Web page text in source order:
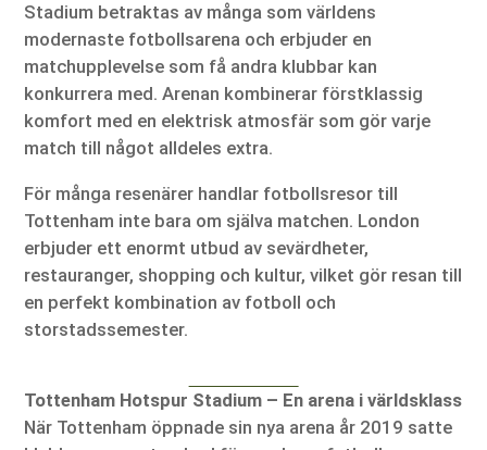
Stadium betraktas av många som världens
modernaste fotbollsarena och erbjuder en
matchupplevelse som få andra klubbar kan
konkurrera med. Arenan kombinerar förstklassig
komfort med en elektrisk atmosfär som gör varje
match till något alldeles extra.
För många resenärer handlar fotbollsresor till
Tottenham inte bara om själva matchen. London
erbjuder ett enormt utbud av sevärdheter,
restauranger, shopping och kultur, vilket gör resan till
en perfekt kombination av fotboll och
storstadssemester.
Tottenham Hotspur Stadium – En arena i världsklass
När Tottenham öppnade sin nya arena år 2019 satte